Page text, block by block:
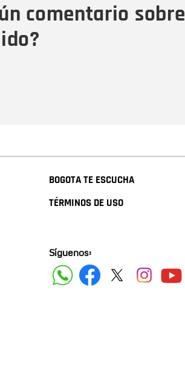
comentario sobre
BOGOTA TE ESCUCHA
TÉRMINOS DE USO
Síguenos: